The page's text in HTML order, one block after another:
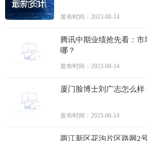
发布时间：2023-08-14
腾讯中期业绩抢先看：
哪？
发布时间：2023-08-14
厦门脸博士刘广志怎么样
发布时间：2023-08-14
两江新区花沟片区路网2